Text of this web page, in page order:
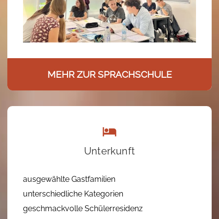
MEHR ZUR SPRACHSCHULE
Unterkunft
ausgewählte Gastfamilien
unterschiedliche Kategorien
geschmackvolle Schülerresidenz